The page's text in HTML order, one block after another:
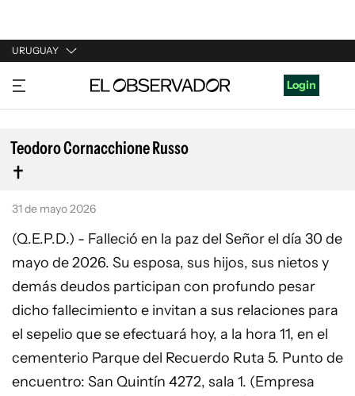
URUGUAY
URUGUAY
ARGENTINA
ESPAÑA
ESTADOS UNIDOS
Login
Teodoro Cornacchione Russo
31 de mayo 2026
(Q.E.P.D.) - Falleció en la paz del Señor el día 30 de
mayo de 2026. Su esposa, sus hijos, sus nietos y
demás deudos participan con profundo pesar
dicho fallecimiento e invitan a sus relaciones para
el sepelio que se efectuará hoy, a la hora 11, en el
cementerio Parque del Recuerdo Ruta 5. Punto de
encuentro: San Quintín 4272, sala 1. (Empresa